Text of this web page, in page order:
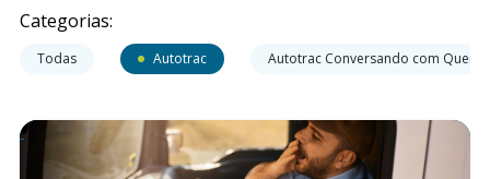
Categorias:
Todas Autotrac Autotrac Conversando com Quem